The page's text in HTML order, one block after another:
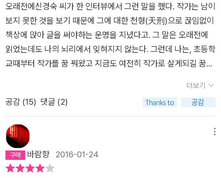
이다. 이전에 박상우의 ‘소설가’라는 책을 먼저 보았는데 그 책이
나 이 책이나 작법서는 아니고, 소설을 쓰고 싶은 사람 대상으로
이런 마음 가짐으로 해야지, 하는 훈수 정도였다. 이 책에서 비슷
하지만 다른 말로 반복되는 이야기가 있다. ‘소설가가 되기 위해
소설을 쓰는 것이 아니고 소설을 쓰기 때문에, 쓰는 동안 소설가
로 불리는 것이다. 소설가이기 때문에 소설을 쓰는 것이 아니고
소설을 쓰기 때문에 소설가인 것이다. 소설가가 소설을 쓰는 것이
년에 나온 초판1쇄를 중고로 샀는데 마지막에 완전 반대의 말이
나온다. 아무리 봐도 이건 실수 같이 느껴졌다. ‘소설을 쓰기 때문
에 소설가인 것이 아니고, 소설가이기 때문에 소설을 쓰는 것이
다.’ 실수가 아니라 소설가의 정신을 강조해서 일부러 다시 이런
오래전에신경숙 씨가 한 인터뷰에서 그런 말을 했다. 작가는 남이
보지 못한 것을 보기 때문에 그에 대한 천형(天刑)으로 끊임없이
책상에 앉아 글을 써야하는 운명을 지녔다고. 그 말은 오래전에
읽었는데도 나의 뇌리에서 잊혀지지 않는다. 그런데 나는, 초등학
교때부터 작가를 꿈 꿔왔고 지금도 여전히 작가로 살게되길 꿈꾸
을까? 정말 나는 남이 보지 못하는 걸 보는 것 같긴하다. 임금님
의 귀는 당나귀 귀라고 말해주고 싶고, 남들이 벌거벗은 임금님한
테, 임금님이 입으신 옷은 너무 멋져요.라고 외칠 때 '임금님은 벌
거벗었어!'라고 외치는 소년이 나 이기를 바랬다.그만큼 인간의
허위의식을 가감없이 까발리는 작가이길 바랬고, 진실을, 진리를
말하는 작가이길 또한 바랬다. 하지만 그러기는 또 얼마나 어려운
더보기
공감 (15) 댓글 (2)
바람향 2016-01-24